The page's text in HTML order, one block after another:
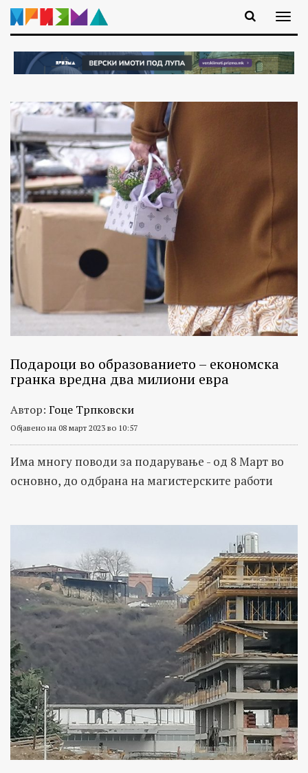
Подароци во образованието – економска
гранка вредна два милиони евра
Автор: Гоце Трпковски
Објавено на 08 март 2023 во 10:57
Има многу поводи за подарување - од 8 Март во
основно, до одбрана на магистерските работи